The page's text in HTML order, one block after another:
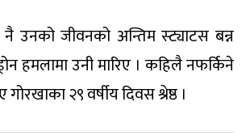
नै उनको जीवनको अन्तिम स्ट्याटस बन्न
हमलामा उनी मारिए । कहिलै नफर्किने
२९ वर्षीय दिवस श्रेष्ठ ।